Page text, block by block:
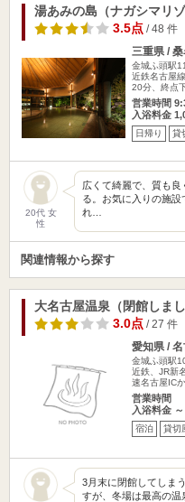
湯あみの島（ナガシマリゾ
3.5点/ 48 件
三重県 /
金城ふ頭駅
近鉄名古屋
20分、終点
営業時間
入浴料金
日帰り 貸
20代 女
性
広くて綺麗で、質も
る。お気に入りの施
れ…
関連情報から探す
大名古屋温泉（閉館しまし
3.0点/ 27 件
愛知県 /
金城ふ頭駅
近鉄、JR新
速名古屋IC
営業時間
入浴料金 ～
宿泊 貸切
3月末に閉館してしま
すが、冬場は最高の